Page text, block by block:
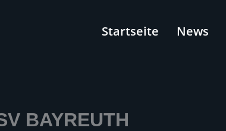
Startseite News
BAYREUTH